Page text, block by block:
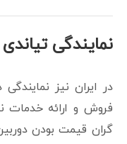
نمایندگی تیاندی
در ایران نیز
فروش و ارائه خدمات
گران قیمت بودن